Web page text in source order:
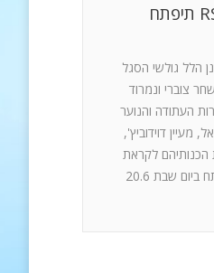
אליפות אירופה בגלשני RSX תיפתח
הלל גולשי הסגל
צוברי ונמרוד
העתודה והנוער
מעיין דוידוביץ',
הכנותיהם לקראת